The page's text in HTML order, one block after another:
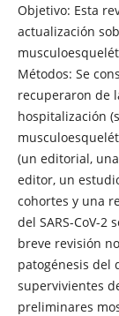
Objetivo: Esta
actualización
Métodos: Se
recuperaron de
hospitalización
(un editorial,
editor, un
cohortes y una
del SARS-CoV-
breve revisión
patogénesis del
supervivientes
preliminares